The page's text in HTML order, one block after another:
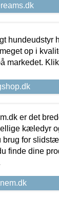
hundeudstyr
op i
markedet.
er det
kæledyr
brug for
finde dine